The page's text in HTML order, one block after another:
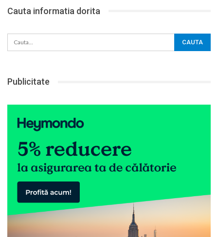
Cauta informatia dorita
Publicitate